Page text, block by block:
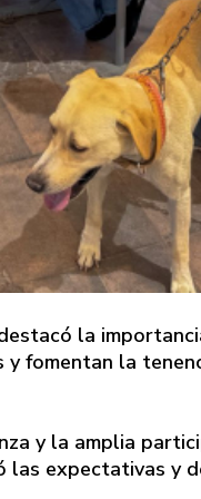
la
fomentan la
y la amplia
las expectativas y